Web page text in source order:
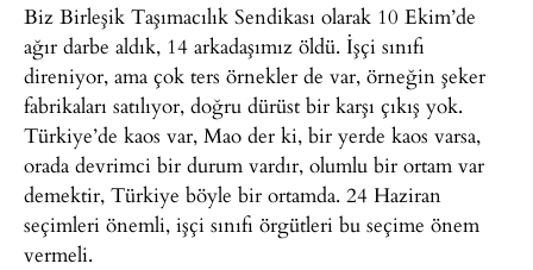
Biz Birleşik Taşımacılık Sendikası olarak 10 Ekim’de
ağır darbe aldık, 14 arkadaşımız öldü. İşçi sınıfı
direniyor, ama çok ters örnekler de var, örneğin şeker
fabrikaları satılıyor, doğru dürüst bir karşı çıkış yok.
Türkiye’de kaos var, Mao der ki, bir yerde kaos varsa,
orada devrimci bir durum vardır, olumlu bir ortam var
demektir, Türkiye böyle bir ortamda. 24 Haziran
seçimleri önemli, işçi sınıfı örgütleri bu seçime önem
vermeli.